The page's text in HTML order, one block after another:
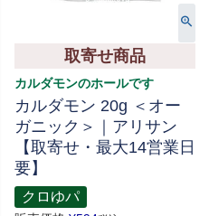
取寄せ商品
カルダモンのホールです
カルダモン 20g ＜オー
ガニック＞｜アリサン
【取寄せ・最大14営業日
要】
クロゆパ